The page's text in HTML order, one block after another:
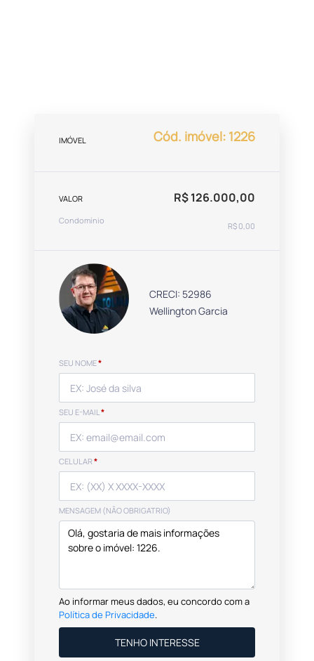
IMÓVEL Cód. imóvel: 1226
VALOR R$ 126.000,00
Condomínio
R$ 0,00
CRECI: 52986
Wellington Garcia
SEU NOME*
SEU E-MAIL*
CELULAR *
MENSAGEM (NÃO OBRIGATRIO)
Ao informar meus dados, eu concordo com a
Política de Privacidade.
TENHO INTERESSE